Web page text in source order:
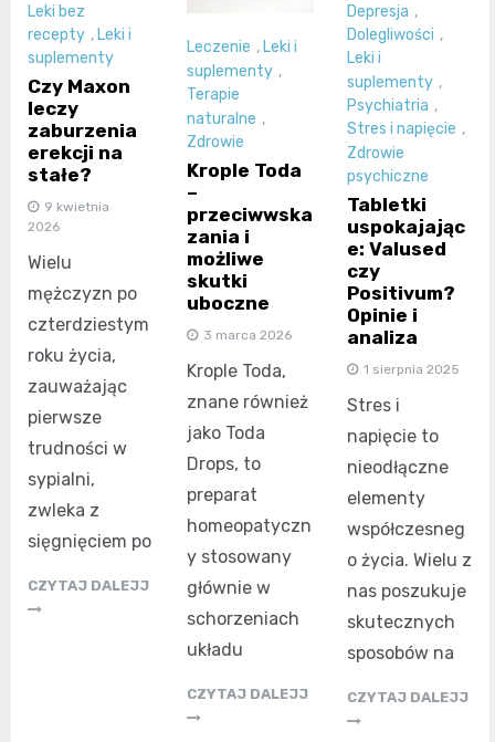
Leki bez
recepty , Leki i
suplementy
Czy Maxon
leczy
zaburzenia
erekcji na
stałe?
9 kwietnia
2026
Wielu
mężczyzn po
czterdziestym
roku życia,
zauważając
pierwsze
trudności w
sypialni,
zwleka z
sięgnięciem po
CZYTAJ DALEJJ
Leczenie ,Leki i
suplementy ,
Terapie
naturalne ,
Zdrowie
Krople Toda
–
przeciwwska
zania i
możliwe
skutki
uboczne
3 marca 2026
Krople Toda,
znane również
jako Toda
Drops, to
preparat
homeopatyczn
y stosowany
głównie w
schorzeniach
układu
CZYTAJ DALEJJ
Depresja ,
Dolegliwości ,
Leki i
suplementy ,
Psychiatria ,
Stres i napięcie ,
Zdrowie
psychiczne
Tabletki
uspokajając
e: Valused
czy
Positivum?
Opinie i
analiza
1 sierpnia 2025
Stres i
napięcie to
nieodłączne
elementy
współczesneg
o życia. Wielu z
nas poszukuje
skutecznych
sposobów na
CZYTAJ DALEJJ